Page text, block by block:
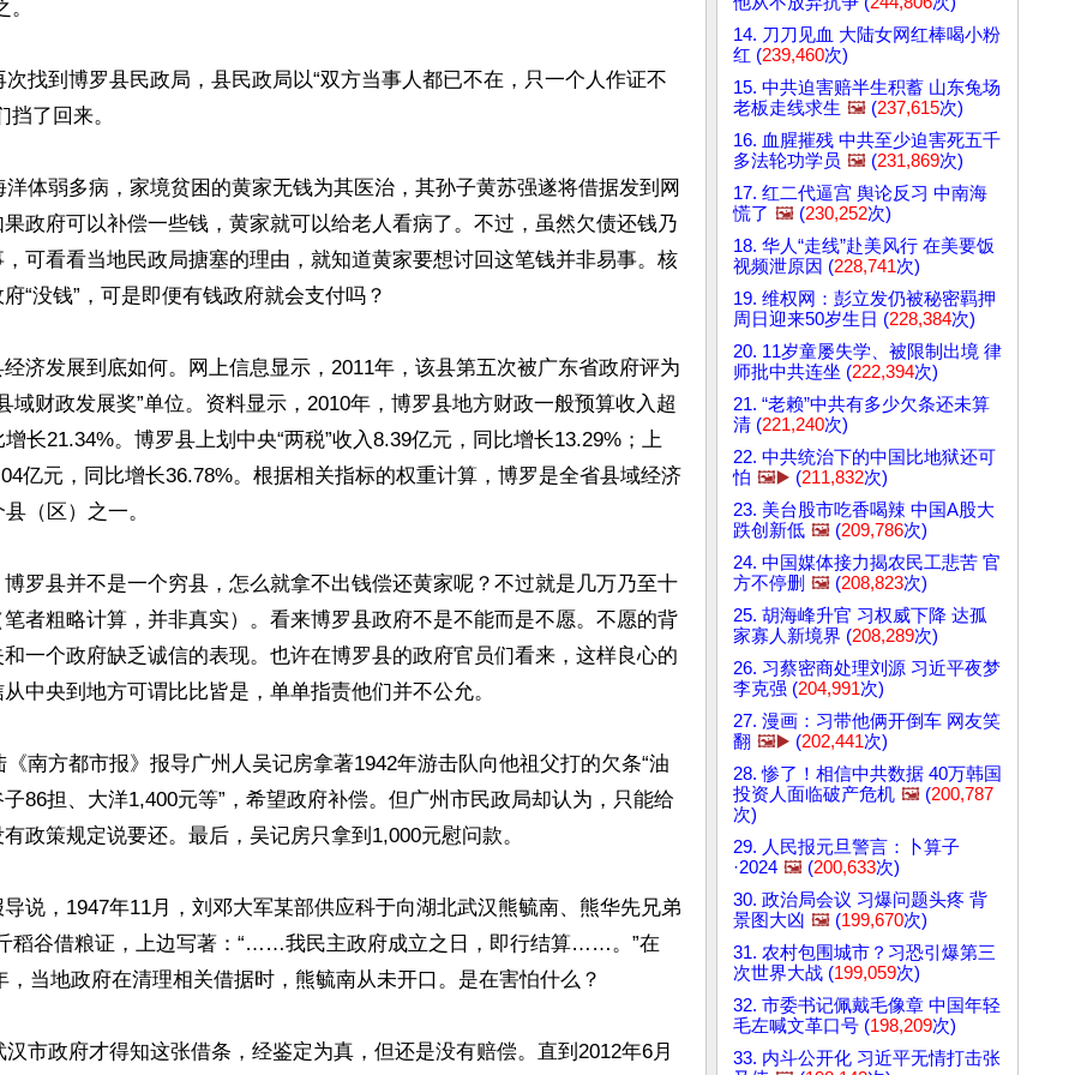
次找到博罗县民政局，县民政局以“双方当事人都已不在，只一个人作证不
挡了回来。
洋体弱多病，家境贫困的黄家无钱为其医治，其孙子黄苏强遂将借据发到网
政府可以补偿一些钱，黄家就可以给老人看病了。不过，虽然欠债还钱乃
可看看当地民政局搪塞的理由，就知道黄家要想讨回这笔钱并非易事。核
“没钱”，可是即便有钱政府就会支付吗？
济发展到底如何。网上信息显示，2011年，该县第五次被广东省政府评为
域财政发展奖”单位。资料显示，2010年，博罗县地方财政一般预算收入超
长21.34%。博罗县上划中央“两税”收入8.39亿元，同比增长13.29%；上
亿元，同比增长36.78%。根据相关指标的权重计算，博罗是全省县域经济
（区）之一。
罗县并不是一个穷县，怎么就拿不出钱偿还黄家呢？不过就是几万乃至十
者粗略计算，并非真实）。看来博罗县政府不是不能而是不愿。不愿的背
一个政府缺乏诚信的表现。也许在博罗县的政府官员们看来，这样良心的
中央到地方可谓比比皆是，单单指责他们并不公允。
《南方都市报》报导广州人吴记房拿著1942年游击队向他祖父打的欠条“油
86担、大洋1,400元等”，希望政府补偿。但广州市民政局却认为，只能给
政策规定说要还。最后，吴记房只拿到1,000元慰问款。
说，1947年11月，刘邓大军某部供应科于向湖北武汉熊毓南、熊华先兄弟
稻谷借粮证，上边写著：“……我民主政府成立之日，即行结算……。”在
，当地政府在清理相关借据时，熊毓南从未开口。是在害怕什么？
汉市政府才得知这张借条，经鉴定为真，但还是没有赔偿。直到2012年6月
14. 刀刀见血 大陆女网红棒喝小粉
红 (239,460次)
15. 中共迫害赔半生积蓄 山东兔场
老板走线求生 🖼️ (237,615次)
16. 血腥摧残 中共至少迫害死五千
多法轮功学员 🖼️ (231,869次)
17. 红二代逼宫 舆论反习 中南海
慌了 🖼️ (230,252次)
18. 华人“走线”赴美风行 在美要饭
视频泄原因 (228,741次)
19. 维权网：彭立发仍被秘密羁押
周日迎来50岁生日 (228,384次)
20. 11岁童屡失学、被限制出境 律
师批中共连坐 (222,394次)
21. “老赖”中共有多少欠条还未算
清 (221,240次)
22. 中共统治下的中国比地狱还可
怕 🖼️▶️ (211,832次)
23. 美台股市吃香喝辣 中国A股大
跌创新低 🖼️ (209,786次)
24. 中国媒体接力揭农民工悲苦 官
方不停删 🖼️ (208,823次)
25. 胡海峰升官 习权威下降 达孤
家寡人新境界 (208,289次)
26. 习蔡密商处理刘源 习近平夜梦
李克强 (204,991次)
27. 漫画：习带他俩开倒车 网友笑
翻 🖼️▶️ (202,441次)
28. 惨了！相信中共数据 40万韩国
投资人面临破产危机 🖼️ (200,787
次)
29. 人民报元旦警言：卜算子
·2024 🖼️ (200,633次)
30. 政治局会议 习爆问题头疼 背
景图大凶 🖼️ (199,670次)
31. 农村包围城市？习恐引爆第三
次世界大战 (199,059次)
32. 市委书记佩戴毛像章 中国年轻
毛左喊文革口号 (198,209次)
33. 内斗公开化 习近平无情打击张